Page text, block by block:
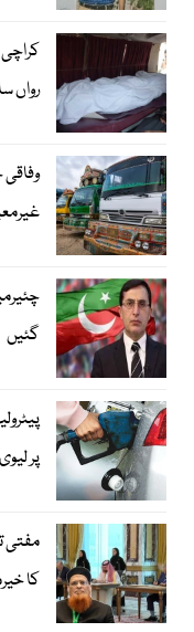
رواں
وفاقی
گئیں
پر
مفتی
کا